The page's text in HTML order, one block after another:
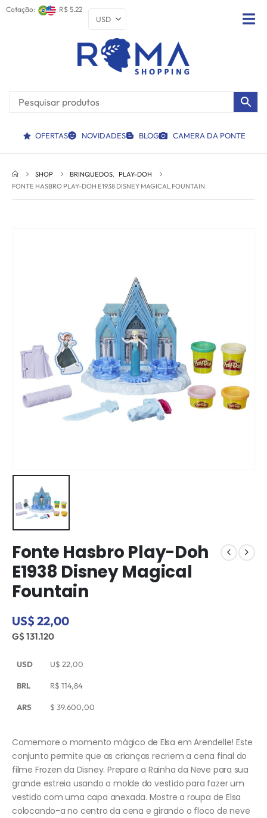
Cotação: R$ 5.22
OFERTAS NOVIDADES BLOG CAMERA DA PONTE
SHOP BRINQUEDOS, PLAY-DOH
FONTE HASBRO PLAY-DOH E1938 DISNEY MAGICAL FOUNTAIN
Fonte Hasbro Play-Doh
E1938 Disney Magical
Fountain
US$ 22,00
G$ 131.120
USD U$ 22,00
BRL R$ 114,84
ARS $ 39.600,00
Comemore o momento mágico de Elsa em Arendelle! Este
conjunto permite que as crianças recriem a cena final do
filme Frozen da Disney. Prepare a Rainha da Neve para sua
grande estreia usando o molde do vestido para fazer um
vestido com uma capa anexada. Mostre a roupa de Elsa
colocando-a no centro da cena e girando o floco de neve